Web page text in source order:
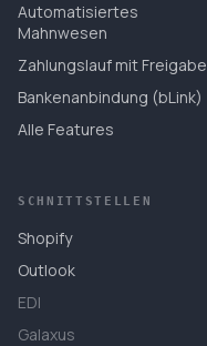
Automatisiertes
Mahnwesen
Zahlungslauf mit Freigabe
Bankenanbindung (bLink)
Alle Features
SCHNITTSTELLEN
Shopify
Outlook
EDI
Galaxus